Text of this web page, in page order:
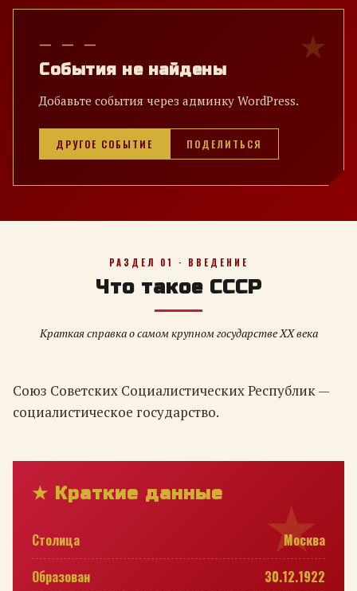
— — —
События не найдены
Добавьте события через админку WordPress.
ДРУГОЕ СОБЫТИЕ ПОДЕЛИТЬСЯ
РАЗДЕЛ 01 · ВВЕДЕНИЕ
Что такое СССР
Краткая справка о самом крупном государстве XX века
Союз Советских Социалистических Республик —
социалистическое государство.
★ Краткие данные
Столица
Москва
Образован
30.12.1922